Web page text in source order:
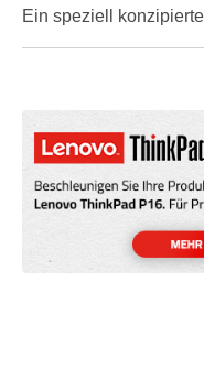
Ein speziell